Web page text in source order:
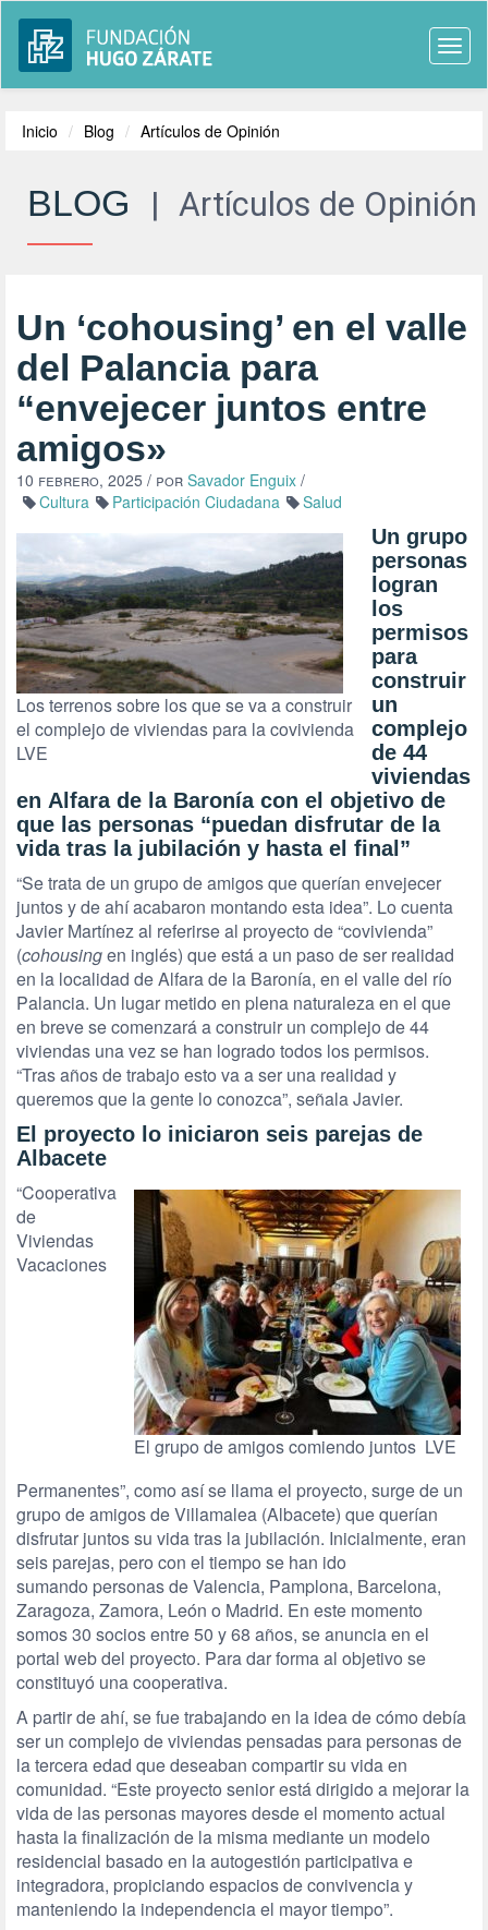
Inicio Blog Artículos de Opinión
BLOG | Artículos de Opinión
Un ‘cohousing’ en el valle
del Palancia para
“envejecer juntos entre
amigos»
10 febrero, 2025 / por Savador Enguix /
Cultura
Participación Ciudadana Salud
Los terrenos sobre los que se va a construir
el complejo de viviendas para la covivienda
LVE
Un grupo
personas
logran
los
permisos
para
construir
un
complejo
de 44
viviendas
en Alfara de la Baronía con el objetivo de
que las personas “puedan disfrutar de la
vida tras la jubilación y hasta el final”
“Se trata de un grupo de amigos que querían envejecer
juntos y de ahí acabaron montando esta idea”. Lo cuenta
Javier Martínez al referirse al proyecto de “covivienda”
(cohousingen inglés) que está a un paso de ser realidad
en la localidad de Alfara de la Baronía, en el valle del río
Palancia. Un lugar metido en plena naturaleza en el que
en breve se comenzará a construir un complejo de 44
viviendas una vez se han logrado todos los permisos.
“Tras años de trabajo esto va a ser una realidad y
queremos que la gente lo conozca”, señala Javier.
El proyecto lo iniciaron seis parejas de
Albacete
El grupo de amigos comiendo juntos LVE
“Cooperativa
de
Viviendas
Vacaciones
Permanentes”, como así se llama el proyecto, surge de un
grupo de amigos de Villamalea (Albacete) que querían
disfrutar juntos su vida tras la jubilación. Inicialmente, eran
seis parejas, pero con el tiempo se han ido
sumando personas de Valencia, Pamplona, Barcelona,
Zaragoza, Zamora, León o Madrid. En este momento
somos 30 socios entre 50 y 68 años, se anuncia en el
portal web del proyecto. Para dar forma al objetivo se
constituyó una cooperativa.
A partir de ahí, se fue trabajando en la idea de cómo debía
ser un complejo de viviendas pensadas para personas de
la tercera edad que deseaban compartir su vida en
comunidad. “Este proyecto senior está dirigido a mejorar la
vida de las personas mayores desde el momento actual
hasta la finalización de la misma mediante un modelo
residencial basado en la autogestión participativa e
integradora, propiciando espacios de convivencia y
manteniendo la independencia el mayor tiempo”.